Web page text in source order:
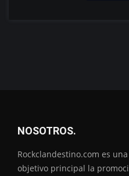
NOSOTROS.
Rockclandestino.com es
objetivo principal la